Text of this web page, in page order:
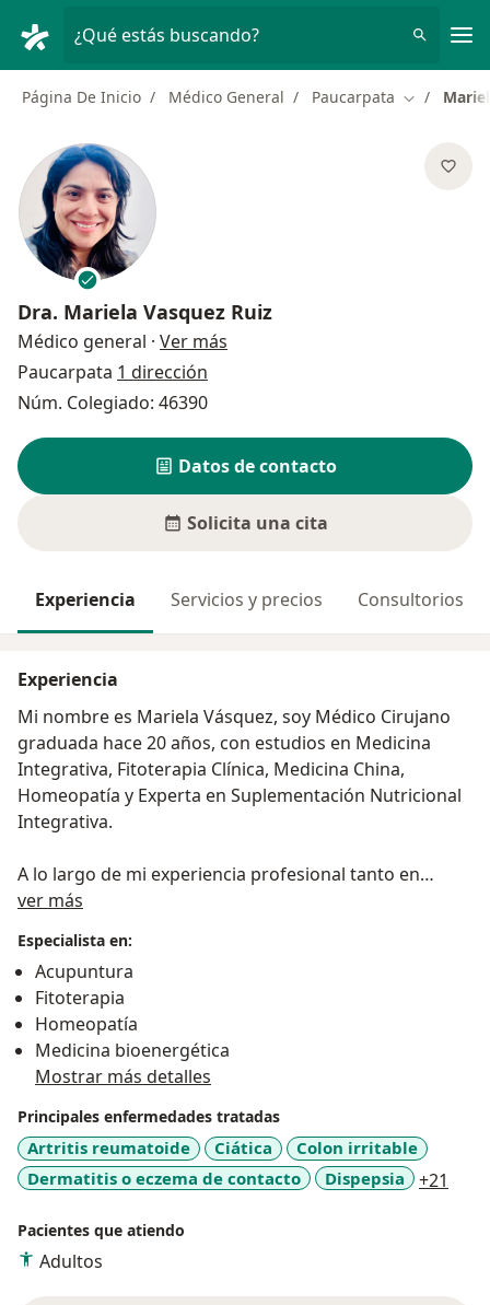
¿Qué estás buscando?
Página De Inicio Médico General Paucarpata Cambiar
Dra. Mariela Vasquez Ruiz
Médico general · Ver más
Paucarpata 1 dirección
Núm. Colegiado: 46390
Datos de contacto
Solicita una cita
Experiencia Servicios y precios Consultorios
Experiencia
Mi nombre es Mariela Vásquez, soy Médico Cirujano
graduada hace 20 años, con estudios en Medicina
Integrativa, Fitoterapia Clínica, Medicina China,
Homeopatía y Experta en Suplementación Nutricional
Integrativa.
A lo largo de mi experiencia profesional tanto en
entidades públicas como privadas he descubierto la
enfoque integral, uniendo mis estudios de medicina
convencional con la medicina natural o
complementaria basada en evidencias, para brindar
un tratamiento más eficaz, integral e individualizado.
Actualmente me dedico a la prevención y tratamiento
de enfermedades crónicas no transmisibles, sobre
todo de la vía digestiva, del sistema osteoarticular, del
sistema neuroinmunoendocrinològico, y alteraciones
psicosomáticas como insomnio, ansiedad y estrés.
Preventiva y Estilos de Vida Saludables.
ver más
Especialista en:
Acupuntura
Fitoterapia
Homeopatía
Medicina bioenergética
Mostrar más detalles
Principales enfermedades tratadas
Artritis reumatoide Ciática
Colon irritable
Dermatitis o eczema de contacto
Dispepsia +21
Pacientes que atiendo
Adultos